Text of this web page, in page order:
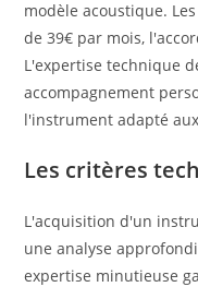
modèle acoustique.
de 39€ par mois,
L'expertise technique
accompagnement
l'instrument adapté
Les critères
L'acquisition d'un
une analyse
expertise minutieuse